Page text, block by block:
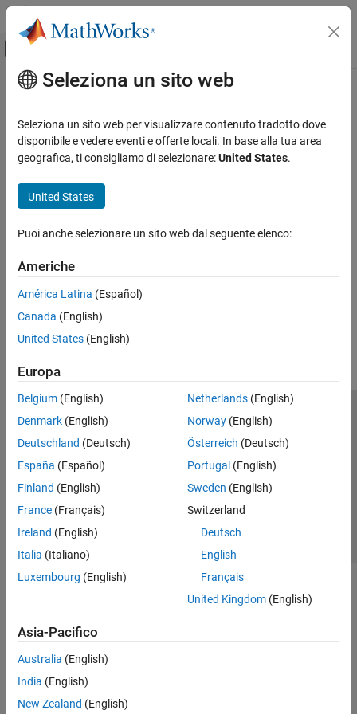
Vai al contenuto
Attiva/disattiva menu di navigazione
Pagina iniziale della documentazione
Contenuto principale
Seleziona un sito web
Seleziona un sito web per visualizzare contenuto tradotto dove
disponibile e vedere eventi e offerte locali. In base alla tua area
geografica, ti consigliamo di selezionare:United States.
United States
Puoi anche selezionare un sito web dal seguente elenco:
Americhe
América Latina (Español)
Canada (English)
United States (English)
Europa
Belgium (English)
Denmark (English)
Deutschland (Deutsch)
España (Español)
Finland (English)
France (Français)
Ireland (English)
Italia (Italiano)
Luxembourg (English)
Netherlands(English)
Norway(English)
Österreich (Deutsch)
Portugal (English)
Sweden (English)
Switzerland
Deutsch
English
Français
United Kingdom(English)
Asia-Pacifico
Australia (English)
India (English)
New Zealand (English)
Centro di fiducia
Informativa sulla privacy
Antipirateria
Stato dell'applicazione
Contatti
© 1994-2026 The MathWorks, Inc.